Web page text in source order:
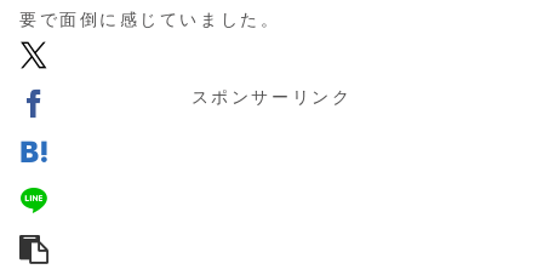
要で面倒に感じていました。
スポンサーリンク